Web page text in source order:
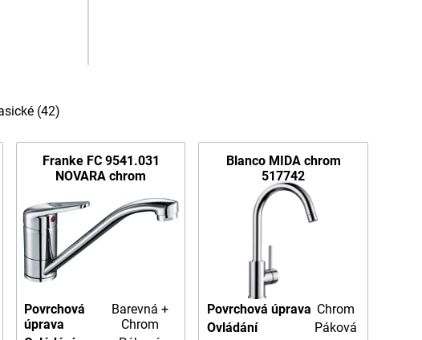
(42)
Franke FC 9541.031
NOVARA chrom
Povrchová
úprava
Barevná +
Chrom
Blanco MIDA chrom
517742
Povrchová úprava Chrom
Ovládání
Páková